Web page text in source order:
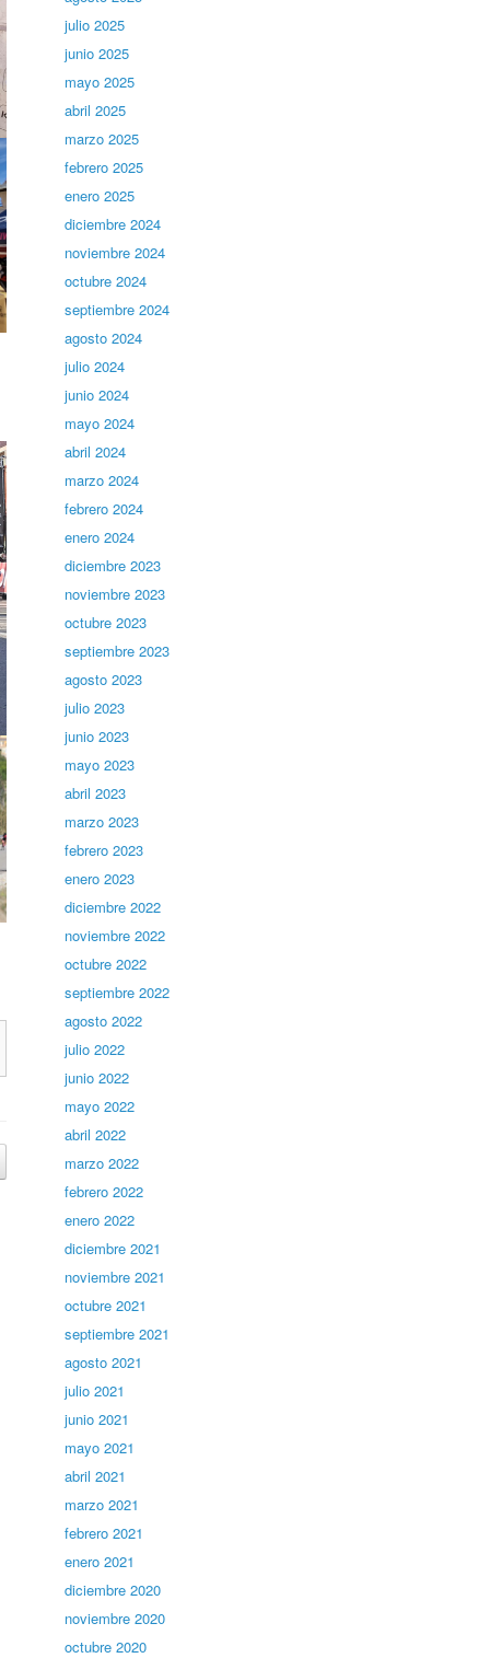
julio 2025
junio 2025
mayo 2025
abril 2025
marzo 2025
febrero 2025
enero 2025
diciembre 2024
noviembre 2024
octubre 2024
septiembre 2024
agosto 2024
julio 2024
junio 2024
mayo 2024
abril 2024
marzo 2024
febrero 2024
enero 2024
diciembre 2023
noviembre 2023
octubre 2023
septiembre 2023
agosto 2023
julio 2023
junio 2023
mayo 2023
abril 2023
marzo 2023
febrero 2023
enero 2023
diciembre 2022
noviembre 2022
octubre 2022
septiembre 2022
agosto 2022
julio 2022
junio 2022
mayo 2022
abril 2022
marzo 2022
febrero 2022
enero 2022
diciembre 2021
noviembre 2021
octubre 2021
septiembre 2021
agosto 2021
julio 2021
junio 2021
mayo 2021
abril 2021
marzo 2021
febrero 2021
enero 2021
diciembre 2020
noviembre 2020
octubre 2020